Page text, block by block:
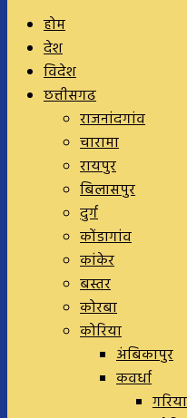
होम
देश
विदेश
छत्तीसगढ
राजनांदगांव
चारामा
रायपुर
बिलासपुर
दुर्ग
कोंडागांव
कांकेर
बस्तर
कोरबा
कोरिया
अंबिकापुर
कवर्धा